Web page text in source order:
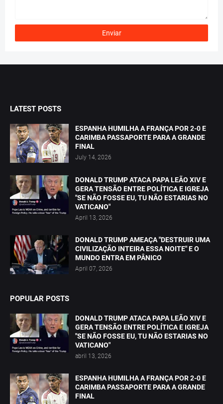
LATEST POSTS
ESPANHA HUMILHA A FRANÇA POR 2-0 E
CARIMBA PASSAPORTE PARA A GRANDE
FINAL
July 14, 2026
DONALD TRUMP ATACA PAPA LEÃO XIV E
GERA TENSÃO ENTRE POLÍTICA E IGREJA
"SE NÃO FOSSE EU, TU NÃO ESTARIAS NO
VATICANO"
April 13, 2026
DONALD TRUMP AMEAÇA "DESTRUIR UMA
CIVILIZAÇÃO INTEIRA ESSA NOITE" E O
MUNDO ENTRA EM PÂNICO
April 07, 2026
POPULAR POSTS
DONALD TRUMP ATACA PAPA LEÃO XIV E
GERA TENSÃO ENTRE POLÍTICA E IGREJA
"SE NÃO FOSSE EU, TU NÃO ESTARIAS NO
VATICANO"
abril 13, 2026
ESPANHA HUMILHA A FRANÇA POR 2-0 E
CARIMBA PASSAPORTE PARA A GRANDE
FINAL